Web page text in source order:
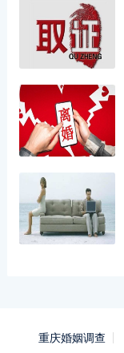
重庆婚姻调查